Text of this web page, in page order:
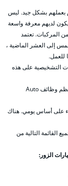
بعملهم بشكل جيد. ليس
لديهم معرفة واسعة
من المركبات. تعتمد
إلى العشر الماضية ،
للعمل.
التشخيصية على هذه
ثم يستخدمون قاعدة معارفهم لإصلاح المشكلة , في حين أن معظم وظائف Auto
على أساس يومي. هناك
القائمة التالية من
الزور: